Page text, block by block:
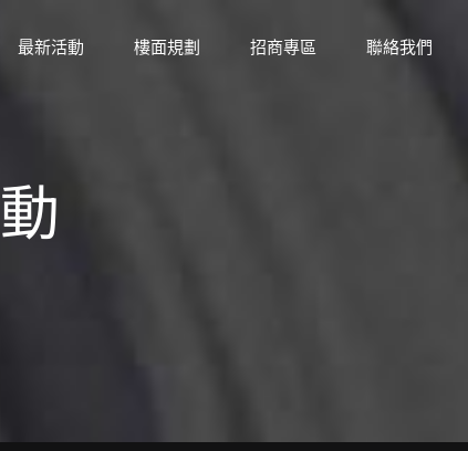
最新活動 樓面規劃 招商專區 聯絡我們